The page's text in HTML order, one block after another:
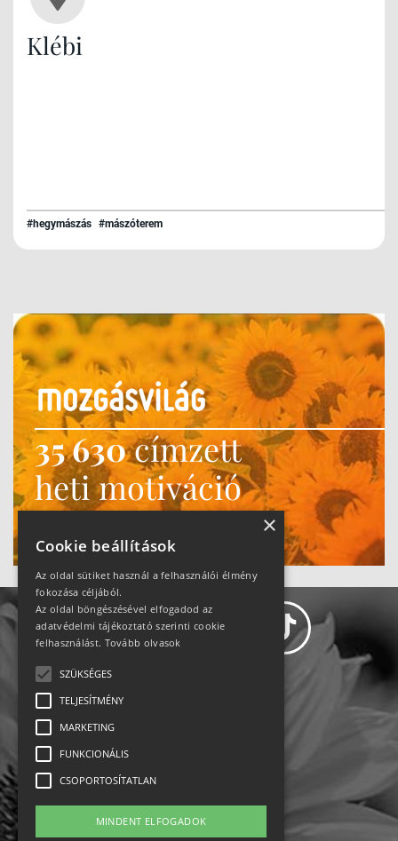
Klébi
#hegymászás #mászóterem
35 630címzett
heti motiváció
Ne maradj le!
Impresszum-kapcsolat
Jogi nyilatkozat
×
Cookie beállítások
Az oldal sütiket használ a felhasználói élmény
fokozása céljából.
Az oldal böngészésével elfogadod az
adatvédelmi tájékoztató szerinti cookie
felhasználást. Tovább olvasok
SZÜKSÉGES
TELJESÍTMÉNY
MARKETING
FUNKCIONÁLIS
CSOPORTOSÍTATLAN
MINDENT ELFOGADOK